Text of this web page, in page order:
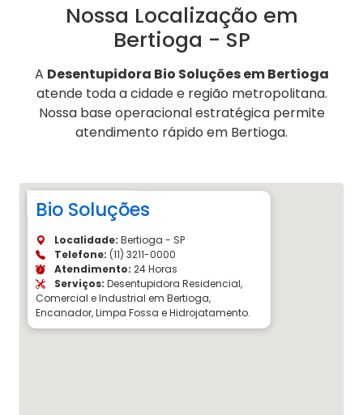
Nossa Localização em
Bertioga - SP
A Desentupidora Bio Soluções em Bertioga
atende toda a cidade e região metropolitana.
Nossa base operacional estratégica permite
atendimento rápido em Bertioga.
Bio Soluções
Localidade: Bertioga - SP
Telefone: (11) 3211-0000
Atendimento: 24 Horas
Serviços: Desentupidora Residencial,
Comercial e Industrial em Bertioga,
Encanador, Limpa Fossa e Hidrojatamento.